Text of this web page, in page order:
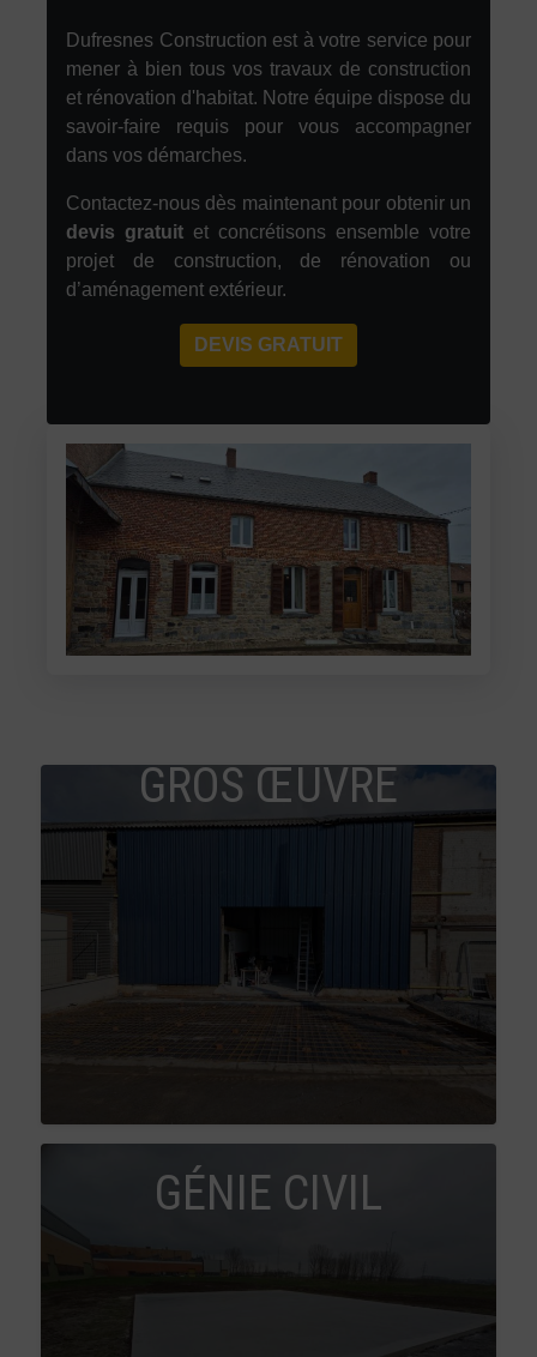
Dufresnes Construction est à votre service pour
mener à bien tous vos travaux de construction
et rénovation d'habitat. Notre équipe dispose du
savoir-faire requis pour vous accompagner
dans vos démarches.
Contactez-nous dès maintenant pour obtenir un
devis gratuit et concrétisons ensemble votre
projet de construction, de rénovation ou
d’aménagement extérieur.
DEVIS GRATUIT
GROS ŒUVRE
GÉNIE CIVIL